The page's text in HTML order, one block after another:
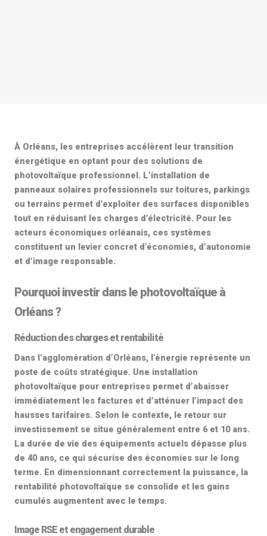
À Orléans, les entreprises accélèrent leur transition
énergétique en optant pour des solutions de
photovoltaïque professionnel. L’installation de
panneaux solaires professionnels sur toitures, parkings
ou terrains permet d’exploiter des surfaces disponibles
tout en réduisant les charges d’électricité. Pour les
acteurs économiques orléanais, ces systèmes
constituent un levier concret d’économies, d’autonomie
et d’image responsable.
Pourquoi investir dans le photovoltaïque à
Orléans ?
Réduction des charges et rentabilité
Dans l’agglomération d’Orléans, l’énergie représente un
poste de coûts stratégique. Une installation
photovoltaïque pour entreprises permet d’abaisser
immédiatement les factures et d’atténuer l’impact des
hausses tarifaires. Selon le contexte, le retour sur
investissement se situe généralement entre 6 et 10 ans.
La durée de vie des équipements actuels dépasse plus
de 40 ans, ce qui sécurise des économies sur le long
terme. En dimensionnant correctement la puissance, la
rentabilité photovoltaïque se consolide et les gains
cumulés augmentent avec le temps.
Image RSE et engagement durable